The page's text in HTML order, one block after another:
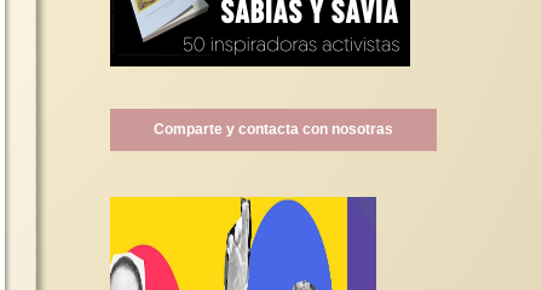
Comparte y contacta con nosotras